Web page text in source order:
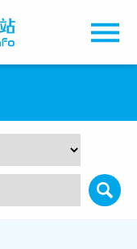
燈號定義